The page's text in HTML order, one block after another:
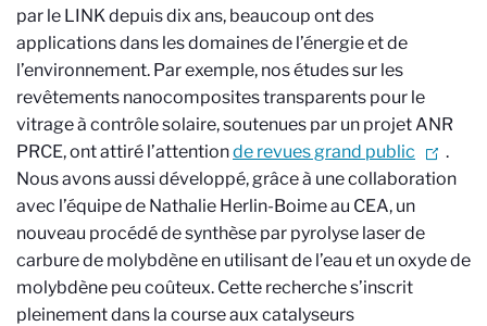
par le LINK depuis dix ans, beaucoup ont des
applications dans les domaines de l’énergie et de
l’environnement. Par exemple, nos études sur les
revêtements nanocomposites transparents pour le
vitrage à contrôle solaire, soutenues par un projet ANR
PRCE, ont attiré l’attentionde revues grand public
.
Nous avons aussi développé, grâce à une collaboration
avec l’équipe de Nathalie Herlin-Boime au CEA, un
nouveau procédé de synthèse par pyrolyse laser de
carbure de molybdène en utilisant de l’eau et un oxyde de
molybdène peu coûteux. Cette recherche s’inscrit
pleinement dans la course aux catalyseurs